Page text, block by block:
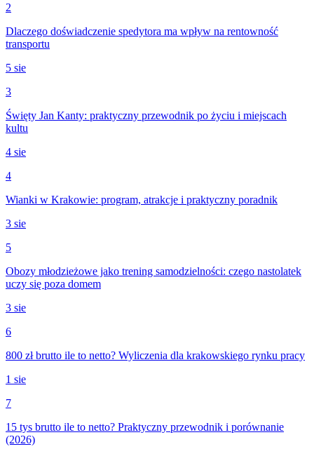
2
Dlaczego doświadczenie spedytora ma wpływ na rentowność
transportu
5 sie
3
Święty Jan Kanty: praktyczny przewodnik po życiu i miejscach
kultu
4 sie
4
Wianki w Krakowie: program, atrakcje i praktyczny poradnik
3 sie
5
Obozy młodzieżowe jako trening samodzielności: czego nastolatek
uczy się poza domem
3 sie
6
800 zł brutto ile to netto? Wyliczenia dla krakowskiego rynku pracy
1 sie
7
15 tys brutto ile to netto? Praktyczny przewodnik i porównanie
(2026)